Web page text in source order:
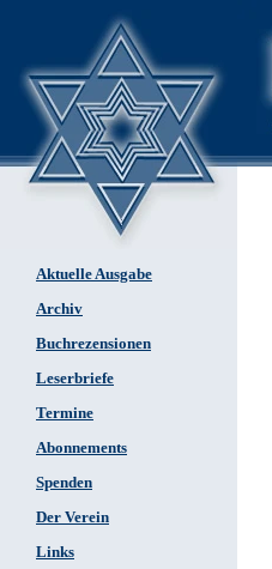
Aktuelle Ausgabe
Archiv
Buchrezensionen
Leserbriefe
Termine
Abonnements
Spenden
Der Verein
Links